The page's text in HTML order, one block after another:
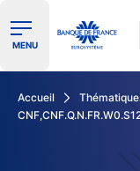
Ouvrir le menu
MENU
Accueil